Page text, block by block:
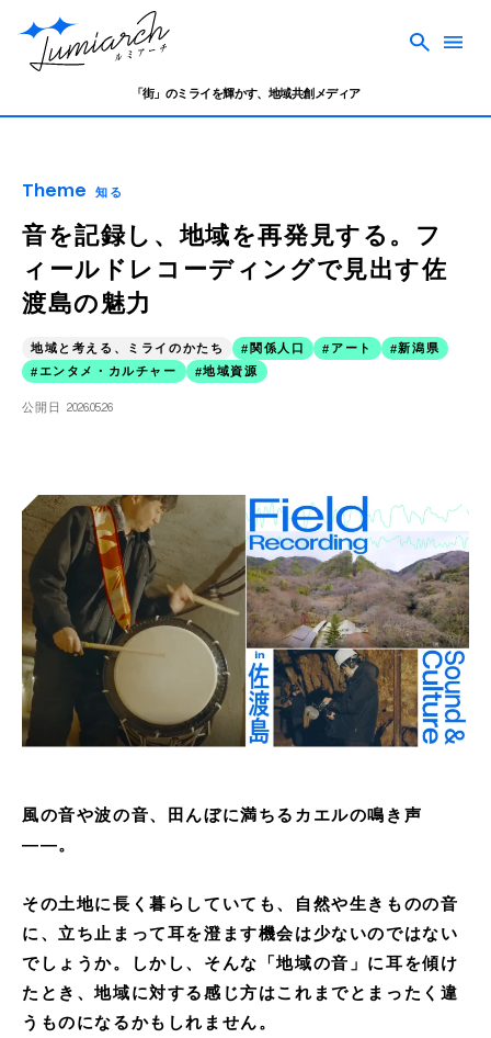
「街」のミライを輝かす、地域共創メディア
Theme 知る
音を記録し、地域を再発見する。フ
ィールドレコーディングで見出す佐
渡島の魅力
地域と考える、ミライのかたち 関係人口 アート
新潟県
エンタメ・カルチャー
地域資源
公開日 2026.05.26
風の音や波の音、田んぼに満ちるカエルの鳴き声
――。
その土地に長く暮らしていても、自然や生きものの音
に、立ち止まって耳を澄ます機会は少ないのではない
でしょうか。しかし、そんな「地域の音」に耳を傾け
たとき、地域に対する感じ方はこれまでとまったく違
うものになるかもしれません。